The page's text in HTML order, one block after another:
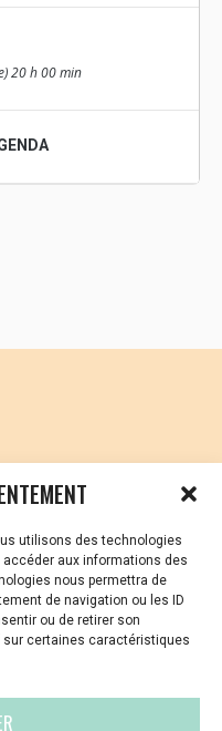
utilisons des technologies
aux informations des
nous permettra de
de navigation ou les ID
ou de retirer son
certaines caractéristiques
des
concerts et le Prix
encore
animera le
» en
17 février.
20 h 00 min
ET
victime de VSS ? Ou
en besoin de soutien